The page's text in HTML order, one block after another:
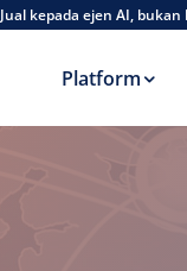
Jual kepada ejen AI,
Platform